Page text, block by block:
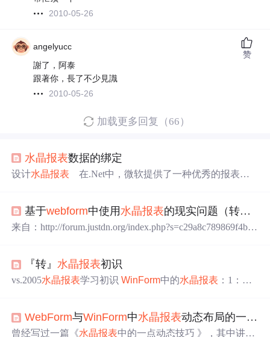
2010-05-26
angelyucc
謝了，阿泰
跟著你，長了不少見識
2010-05-26
赞
加载更多回复（66）
水晶报表数据的绑定
设计水晶报表 在.Net中，微软提供了一种优秀的报表工
容易。先看看报表设计，vs2005提供了向导式的水晶报表
开发工具，首先设计时需要指定报告数据来源，水晶报表
基于webform中使用 水晶报表的现实问题（转摘）&showtopic=14318&st=0&#entry81715
来自：http://forum.justdn.org/index.php?s=c29a8c789869f4b46
败。对于这个问题，斑竹我花了整整一天的时间研究
报表的帮助文件，终于得到解决方案。我不是一个保守的
『转』水晶报表初识
vs.2005水晶报表学习初识WinForm中的水晶报表 ：1：在
到报表中）3：在Form的Load()事件中： DataTable dt
= new DataTable();
WebForm与WinForm中水晶报表动态布局的一点区别
曾经写过一篇《水晶报表中的一点动态技巧 》，其中讲了